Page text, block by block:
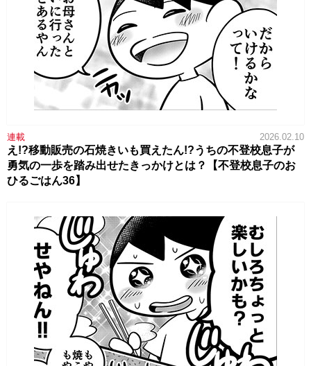
連載 2026.02.10
え!?移動販売の石焼きいも買えたん!?うちの不登校息子が
勇気の一歩を踏み出せたきっかけとは？【不登校息子のお
ひるごはん36】